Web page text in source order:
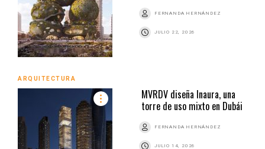
FERNANDA HERNÁNDEZ
JULIO 22, 2026
ARQUITECTURA
MVRDV diseña Inaura, una
torre de uso mixto en Dubái
FERNANDA HERNÁNDEZ
JULIO 14, 2026